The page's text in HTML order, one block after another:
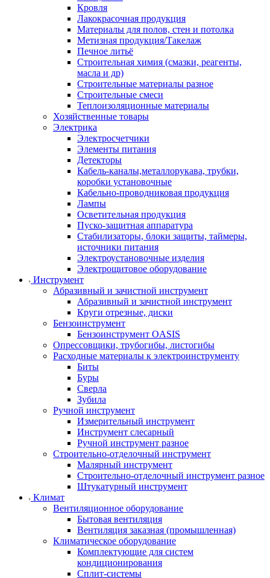
Кровля
Лакокрасочная продукция
Материалы для полов, стен и потолка
Метизная продукция/Такелаж
Печное литьё
Строительная химия (смазки, реагенты,
масла и др)
Строительные материалы разное
Строительные смеси
Теплоизоляционные материалы
Хозяйственные товары
Электрика
Электросчетчики
Элементы питания
Детекторы
Кабель-каналы,металлорукава, трубки,
коробки установочные
Кабельно-проводниковая продукция
Лампы
Осветительная продукция
Пуско-защитная аппаратура
Стабилизаторы, блоки защиты, таймеры,
источники питания
Электроустановочные изделия
Электрощитовое оборудование
Инструмент
Абразивный и зачистной инструмент
Абразивный и зачистной инструмент
Круги отрезные, диски
Бензоинструмент
Бензоинструмент OASIS
Опрессовщики, трубогибы, листогибы
Расходные материалы к электроинструменту
Биты
Буры
Сверла
Зубила
Ручной инструмент
Измерительный инструмент
Инструмент слесарный
Ручной инструмент разное
Строительно-отделочный инструмент
Малярный инструмент
Строительно-отделочный инструмент разное
Штукатурный инструмент
Климат
Вентиляционное оборудование
Бытовая вентиляция
Вентиляция заказная (промышленная)
Климатическое оборудование
Комплектующие для систем
кондиционирования
Сплит-системы